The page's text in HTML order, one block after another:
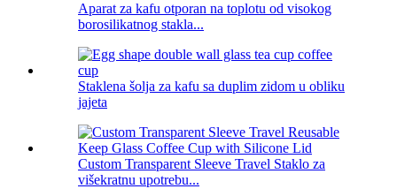
Aparat za kafu otporan na toplotu od visokog
borosilikatnog stakla...
Staklena šolja za kafu sa duplim zidom u obliku
jajeta
Custom Transparent Sleeve Travel Staklo za
višekratnu upotrebu...